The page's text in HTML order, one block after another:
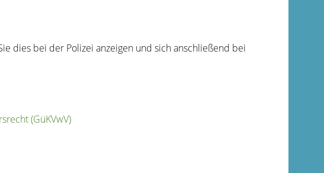
dies bei der Polizei anzeigen und sich anschließend bei
(GüKVwV)